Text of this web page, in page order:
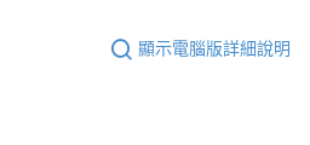
顯示電腦版詳細說明